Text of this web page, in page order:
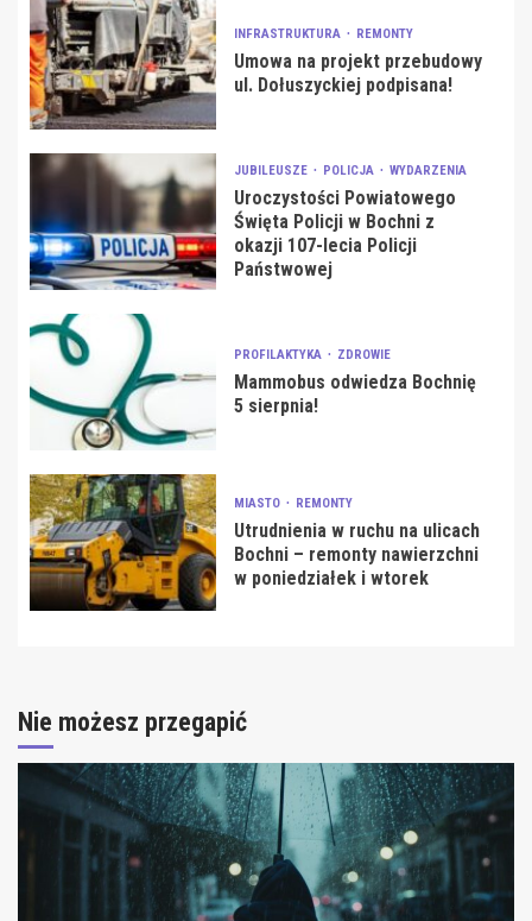
INFRASTRUKTURA REMONTY
Umowa na projekt przebudowy
ul. Dołuszyckiej podpisana!
JUBILEUSZE POLICJA WYDARZENIA
Uroczystości Powiatowego
Święta Policji w Bochni z
okazji 107-lecia Policji
Państwowej
PROFILAKTYKA ZDROWIE
Mammobus odwiedza Bochnię
5 sierpnia!
MIASTO REMONTY
Utrudnienia w ruchu na ulicach
Bochni – remonty nawierzchni
w poniedziałek i wtorek
Nie możesz przegapić